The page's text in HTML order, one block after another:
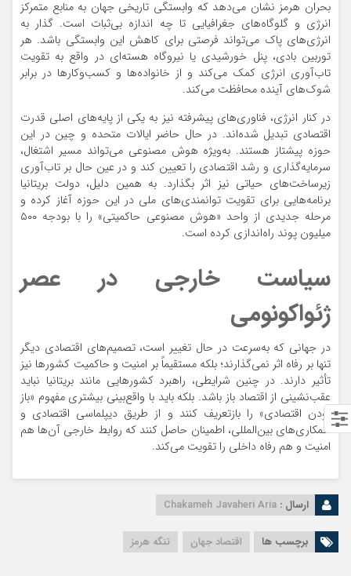
بحران هرمز نشان می‌دهد که وابستگی تاریخی جهان به منابع متمرکز
انرژی و گلوگاه‌های جغرافیایی تا چه اندازه بی‌ثبات است. گذار به
انرژی‌های پاک می‌تواند فرصتی برای کاهش این وابستگی باشد. هر
توربین بادی، پنل خورشیدی یا نیروگاه هسته‌ای در واقع به تقویت
تاب‌آوری انرژی کمک می‌کند و از خانواده‌ها و کسب‌وکارها در برابر
شوک‌های آینده محافظت می‌کند.
در کنار انرژی، فناوری‌های پیشرفته نیز به یکی از پایه‌های اصلی قدرت
اقتصادی تبدیل شده‌اند. در حال حاضر ایالات متحده و چین در این
حوزه پیشتاز هستند. به‌ویژه هوش مصنوعی می‌تواند مسیر اشتغال،
سرمایه‌گذاری و رشد اقتصادی را تعیین کند و در عین حال بر تاب‌آوری
زیرساخت‌های حیاتی نیز اثر بگذارد. به همین دلیل، دولت بریتانیا
برنامه‌هایی برای تقویت توانمندی‌های ملی در این حوزه آغاز کرده و
مرحله جدیدی از واحد «هوش مصنوعی حاکمیتی» را با بودجه ۵۰۰
میلیون پوند راه‌اندازی کرده است.
سیاست خارجی در عصر
ژئواکونومی
در جهانی که به‌سرعت در حال تغییر است، تصمیم‌های اقتصادی دیگر
تنها بر رفاه اثر نمی‌گذارند؛ بلکه مستقیماً بر امنیت و حاکمیت کشورها نیز
تأثیر دارند. در چنین شرایطی، راهبرد کشورهایی مانند بریتانیا نباید
عقب‌نشینی از اقتصاد باز باشد. بلکه باید با واقع‌بینی بیشتری مفهوم «باز
بودن اقتصادی» را بازتعریف کنند و از طریق دیپلماسی اقتصادی و
همکاری‌های بین‌المللی، اطمینان حاصل کنند که روابط خارجی آن‌ها هم
امنیت و هم رفاه داخلی را تقویت می‌کند.
ارسال : Chakameh Javaheri Aria
برچسب ها اقتصاد جهان تنگه هرمز